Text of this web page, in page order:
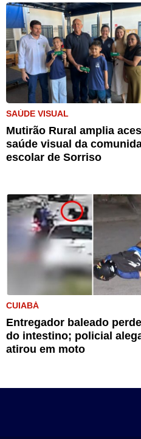
SAÚDE VISUAL
Mutirão Rural amplia
saúde visual da
escolar de Sorriso
CUIABÁ
Entregador baleado
do intestino; policial
atirou em moto